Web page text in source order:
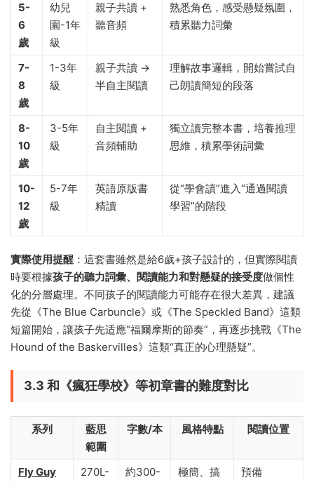
5-
6
歲
幼兒
園-1年
級
親子共讀 +
聽音頻
熟悉角色，感受懸疑氛圍，
積累聽力詞彙
7-
8
歲
1-3年
級
親子共讀 →
半自主閱讀
理解故事邏輯，開始嘗試自
己朗讀簡短的段落
8-
10
歲
3-5年
級
自主閱讀 +
音頻輔助
獨立讀完整本書，培養推理
思維，積累學術詞彙
10-
12
歲
5-7年
級
英語原版書
精讀
從“學會讀”進入“通過閱讀
學習”的階段
實際使用提醒 ：這套書雖然是給6歲+孩子設計的，但實際閱讀
時要根據孩子的聽力詞彙、閱讀能力和對懸疑的接受度做個性
化的分層處理。不同孩子的閱讀能力可能存在很大差異，建議
先從《The Blue Carbuncle》或《The Speckled Band》這類
短篇開始，讓孩子先适應“福爾摩斯的節奏”，再逐步挑戰《The
Hound of the Baskervilles》這類“真正的心理懸疑”。
3.3 和《瘋狂學校》等初章書的難度對比
系列
藍思
範圍
字數/本 風格特點 閱讀位置
Fly Guy
270L-
約300-
極簡、搞
預備